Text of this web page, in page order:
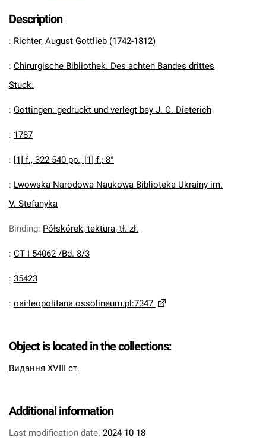
Description
: Richter, August Gottlieb (1742-1812)
: Chirurgische Bibliothek. Des achten Bandes drittes
Stuck.
: Gottingen: gedruckt und verlegt bey J. C. Dieterich
: 1787
: [1] f., 322-540 pp., [1] f.; 8°
: Lwowska Narodowa Naukowa Biblioteka Ukrainy im.
V. Stefanyka
Binding: Półskórek, tektura, tł. zł.
: CT I 54062 /Bd. 8/3
: 35423
: oai:leopolitana.ossolineum.pl:7347
Object is located in the collections:
Видання XVIII ст.
Additional information
Last modification date: 2024-10-18